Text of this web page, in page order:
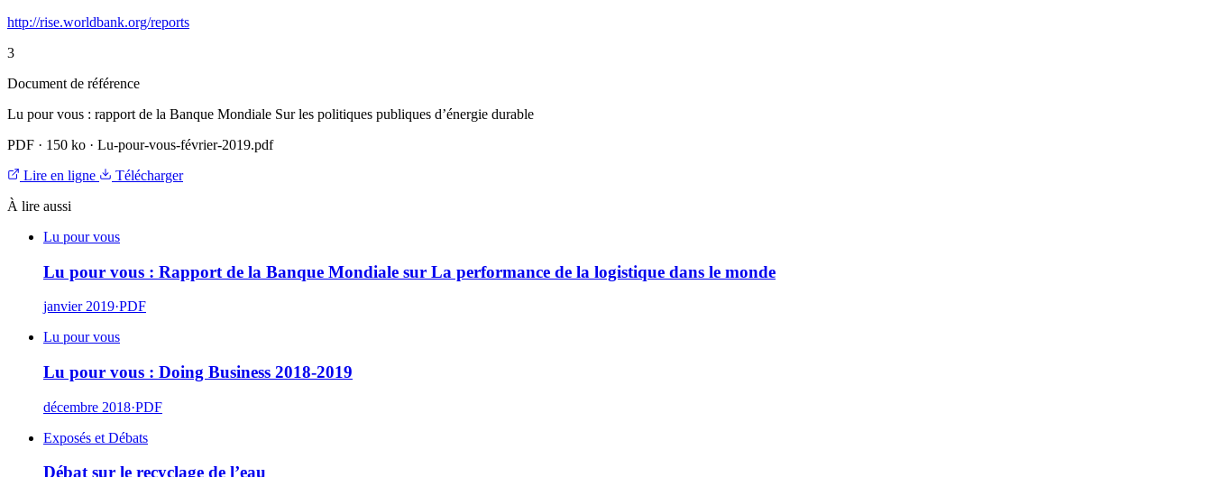
http://rise.worldbank.org/reports
3
Document de référence
Lu pour vous : rapport de la Banque Mondiale Sur les politiques publiques d’énergie durable
PDF · 150 ko · Lu-pour-vous-février-2019.pdf
Lire en ligne
Télécharger
À lire aussi
Lu pour vous
Lu pour vous : Rapport de la Banque Mondiale sur La performance de la logistique dans le monde
janvier 2019·PDF
Lu pour vous
Lu pour vous : Doing Business 2018-2019
décembre 2018·PDF
Exposés et Débats
Débat sur le recyclage de l’eau